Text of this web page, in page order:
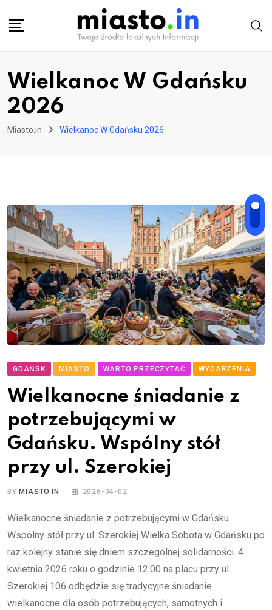
Wielkanoc W Gdańsku
2026
Miasto.in Wielkanoc W Gdańsku 2026
GDAŃSK MIASTO WARTO PRZECZYTAĆ WYDARZENIA
Wielkanocne śniadanie z
potrzebującymi w
Gdańsku. Wspólny stół
przy ul. Szerokiej
BY MIASTO.IN 2026-04-02
Wielkanocne śniadanie z potrzebującymi w Gdańsku.
Wspólny stół przy ul. Szerokiej Wielka Sobota w Gdańsku po
raz kolejny stanie się dniem szczególnej solidarności. 4
kwietnia 2026 roku o godzinie 12:00 na placu przy ul.
Szerokiej 106 odbędzie się tradycyjne śniadanie
wielkanocne dla osób potrzebujących, samotnych i